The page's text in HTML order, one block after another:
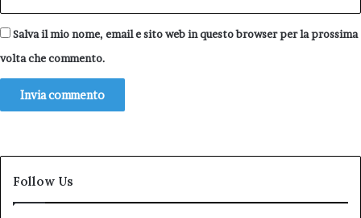
Salva il mio nome, email e sito web in questo browser per la prossima
volta che commento.
Follow Us